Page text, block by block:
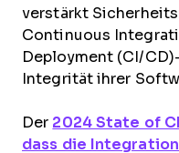
verstärkt
Continuous
Deployment (CI/
Integrität ihrer
Der 2024 State of
dass die